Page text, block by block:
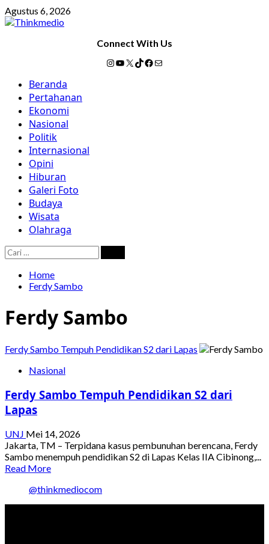
Skip
to
Agustus 6, 2026
Connect With Us
Instagram
YouTube
X TikTok
Facebook
Mail
Primary
Menu
Beranda
Pertahanan
Ekonomi
Nasional
Politik
Internasional
Opini
Hiburan
Galeri Foto
Budaya
Wisata
Olahraga
Cari
untuk:
Home
Ferdy Sambo
Ferdy Sambo
Ferdy Sambo Tempuh Pendidikan S2 dari Lapas
Nasional
Ferdy Sambo Tempuh Pendidikan S2 dari
Lapas
UNJ Mei 14, 2026
Jakarta, TM – Terpidana kasus pembunuhan berencana, Ferdy
Sambo menempuh pendidikan S2 di Lapas Kelas IIA Cibinong,...
Read MoreRead
about
Ferdy
@thinkmediocom